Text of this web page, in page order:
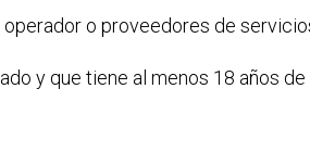
o proveedores de
y que tiene al menos 18 años de